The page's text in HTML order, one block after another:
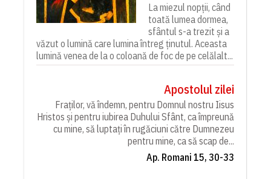
La miezul nopții, când
toată lumea dormea,
sfântul s-a trezit și a
văzut o lumină care lumina întreg ținutul. Aceasta
lumină venea de la o coloană de foc de pe celălalt...
Apostolul zilei
Fraților, vă îndemn, pentru Domnul nostru Iisus
Hristos și pentru iubirea Duhului Sfânt, ca împreună
cu mine, să luptați în rugăciuni către Dumnezeu
pentru mine, ca să scap de...
Ap. Romani 15, 30-33